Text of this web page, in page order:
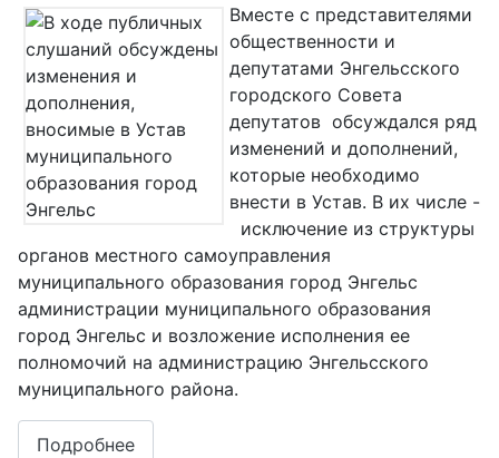
Вместе с представителями
общественности и
депутатами Энгельсского
городского Совета
депутатов обсуждался ряд
изменений и дополнений,
которые необходимо
внести в Устав. В их числе -
исключение из структуры
органов местного самоуправления
муниципального образования город Энгельс
администрации муниципального образования
город Энгельс и возложение исполнения ее
полномочий на администрацию Энгельсского
муниципального района.
Подробнее